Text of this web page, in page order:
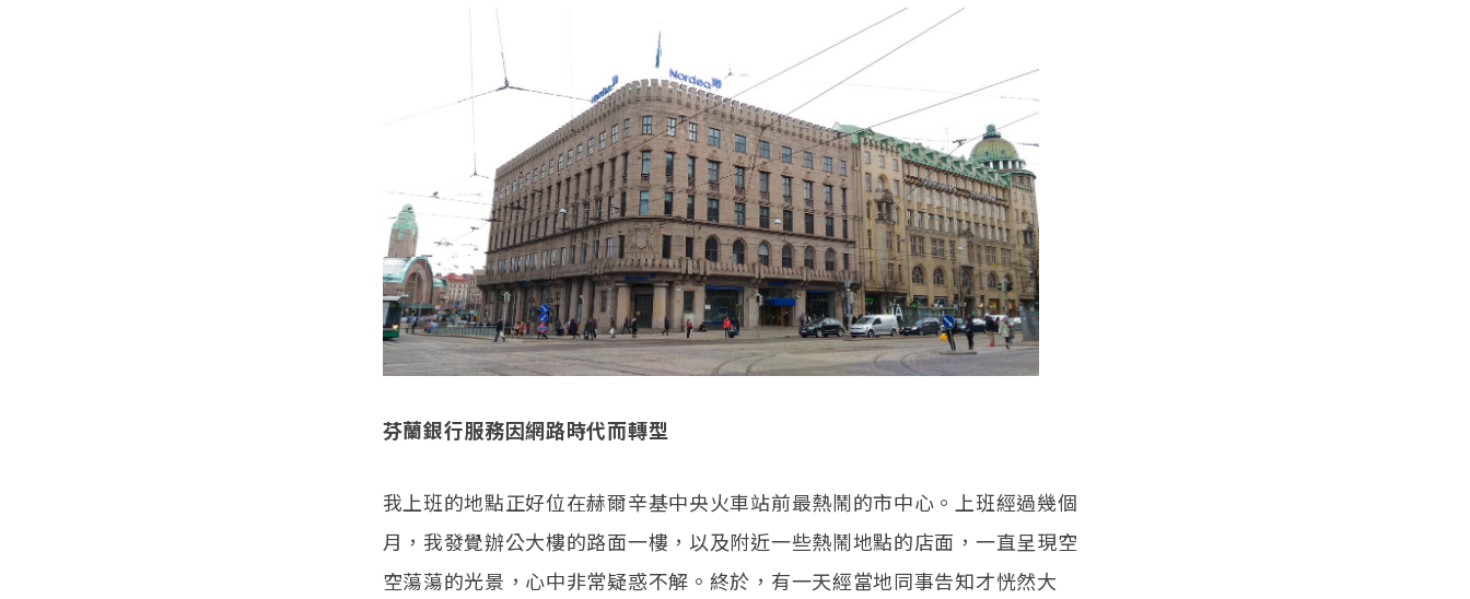
芬蘭銀行服務因網路時代而轉型
我上班的地點正好位在赫爾辛基中央火車站前最熱鬧的市中心。上班經過幾個
月，我發覺辦公大樓的路面一樓，以及附近一些熱鬧地點的店面，一直呈現空
空蕩蕩的光景，心中非常疑惑不解。終於，有一天經當地同事告知才恍然大